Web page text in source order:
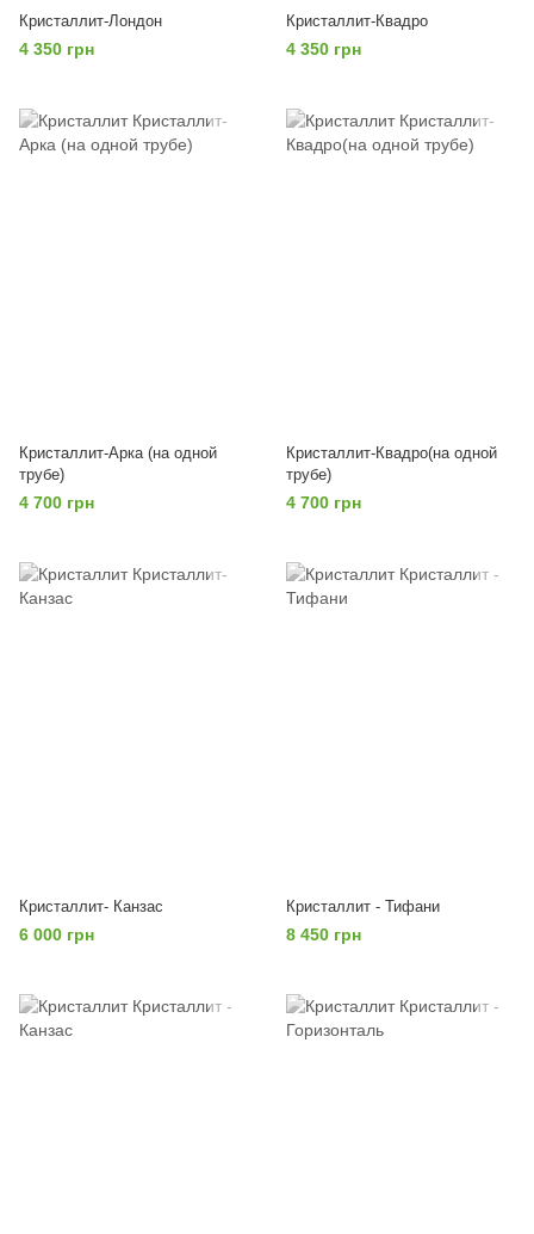
Кристаллит-Лондон
4 350 грн
Кристаллит-Квадро
4 350 грн
Кристаллит-Арка (на одной
трубе)
4 700 грн
Кристаллит-Квадро(на одной
трубе)
4 700 грн
Кристаллит- Канзас
6 000 грн
Кристаллит - Тифани
8 450 грн